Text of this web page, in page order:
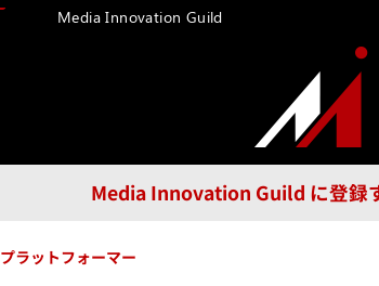
Media Innovation Guild に登録
メディア テクノロジー
プラットフォーマー
Media Innovation Guild